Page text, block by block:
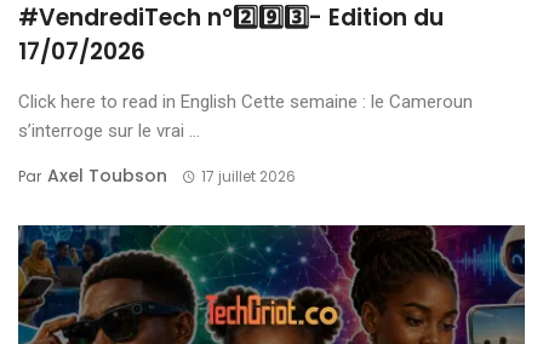
#VendrediTech n°2️⃣9️⃣3️⃣- Edition du
17/07/2026
Click here to read in English Cette semaine : le Cameroun
s’interroge sur le vrai ...
Par Axel Toubson 17 juillet 2026